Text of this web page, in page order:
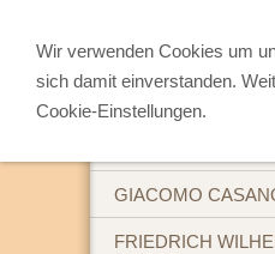
GIACOMO
FRIEDRICH
Wir verwenden Cookies um
sich damit einverstanden.
Cookie-Einstellungen.